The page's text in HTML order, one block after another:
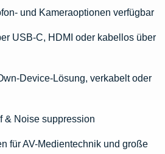
und Kameraoptionen verfügbar
USB-C, HDMI oder kabellos über
Device-Lösung, verkabelt oder
& Noise suppression
für AV-Medientechnik und große